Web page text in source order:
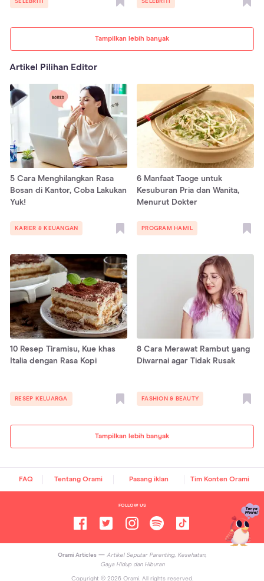
Tampilkan lebih banyak
Artikel Pilihan Editor
Tampilkan lebih banyak
5 Cara Menghilangkan Rasa
Bosan di Kantor, Coba Lakukan
Yuk!
KARIER & KEUANGAN
6 Manfaat Taoge untuk
Kesuburan Pria dan Wanita,
Menurut Dokter
PROGRAM HAMIL
10 Resep Tiramisu, Kue khas
Italia dengan Rasa Kopi
RESEP KELUARGA
8 Cara Merawat Rambut yang
Diwarnai agar Tidak Rusak
FASHION & BEAUTY
FAQ Tentang Orami Pasang iklan Tim Konten Orami
FOLLOW US
Orami Articles — Artikel Seputar Parenting, Kesehatan,
Gaya Hidup dan Hiburan
Copyright © 2026Orami. All rights reserved.